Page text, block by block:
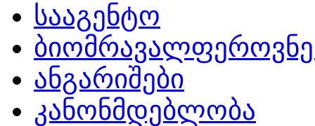
სააგენტო
ანგარიშები
კანონმდებლობა